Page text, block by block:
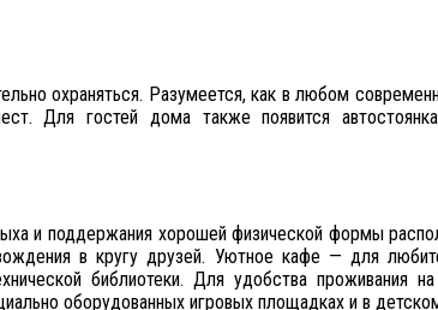
охраняться. Разумеется, как в любом
Для гостей дома также появится
и поддержания хорошей физической формы
в кругу друзей. Уютное кафе — для
библиотеки. Для удобства проживания
оборудованных игровых площадках и в